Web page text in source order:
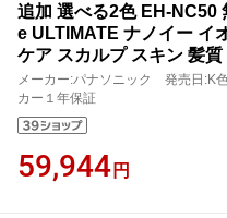
追加 選べる2色 EH-NC50
e ULTIMATE ナノイー イ
ケア スカルプ スキン 髪
メーカー:パナソニック 発売日:K
カー１年保証
59,944 円